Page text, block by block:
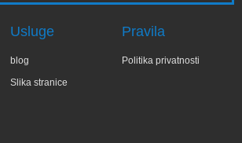
Usluge
blog
Slika stranice
Pravila
Politika privatnosti